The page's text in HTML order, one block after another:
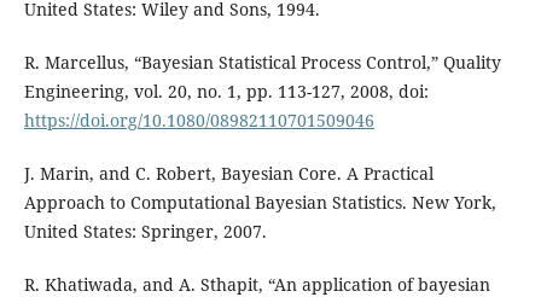
United States: Wiley and Sons, 1994.
R. Marcellus, “Bayesian Statistical Process Control,” Quality
Engineering, vol. 20, no. 1, pp. 113-127, 2008, doi:
https://doi.org/10.1080/08982110701509046
J. Marin, and C. Robert, Bayesian Core. A Practical
Approach to Computational Bayesian Statistics. New York,
United States: Springer, 2007.
R. Khatiwada, and A. Sthapit, “An application of bayesian